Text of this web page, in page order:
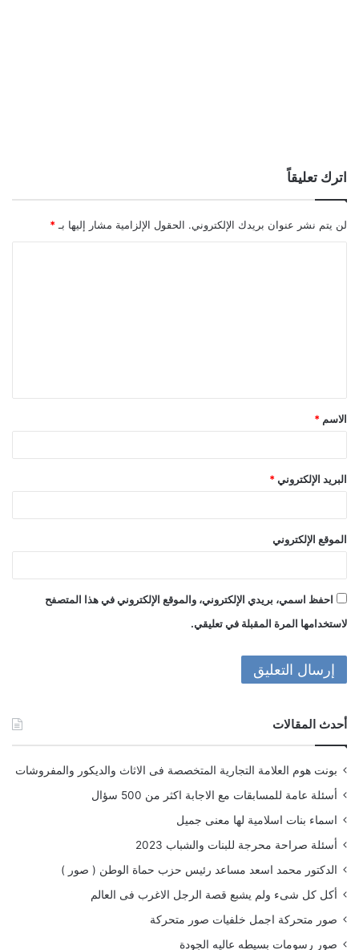
اترك تعليقاً
لن يتم نشر عنوان بريدك الإلكتروني. الحقول الإلزامية مشار إليها بـ *
ق
*
الاسم *
البريد الإلكتروني *
الموقع الإلكتروني
احفظ اسمي، بريدي الإلكتروني، والموقع الإلكتروني في هذا المتصفح
لاستخدامها المرة المقبلة في تعليقي.
أحدث المقالات
بونت هوم العلامة التجارية المتخصصة فى الاثاث والديكور والمفروشات
أسئلة عامة للمسابقات مع الاجابة اكثر من 500 سؤال
اسماء بنات اسلامية لها معنى جميل
أسئلة صراحة محرجة للبنات والشباب 2023
الدكتور محمد اسعد مساعد رئيس حزب حماة الوطن ( صور )
أكل كل شىء ولم يشبع قصة الرجل الاغرب فى العالم
صور متحركة اجمل خلفيات صور متحركة
صور رسومات بسيطه عاليه الجودة